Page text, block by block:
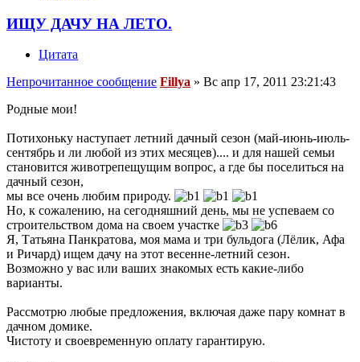
ИЩУ ДАЧУ НА ЛЕТО.
Цитата
Непрочитанное сообщение Fillya » Вс апр 17, 2011 23:21:43
Родные мои!
Потихоньку наступает летний дачный сезон (май-июнь-июль-
сентябрь и ли любой из этих месяцев).... и для нашей семьи
становится животрепещущим вопрос, а где бы поселиться на
дачный сезон,
мы все очень любим природу.
Но, к сожалению, на сегодняшний день, мы не успеваем со
строительством дома на своем участке
Я, Татьяна Панкратова, моя мама и три бульдога (Лёлик, Афа
и Ричард) ищем дачу на этот весенне-летний сезон.
Возможно у вас или ваших знакомых есть какие-либо
варианты.
Рассмотрю любые предложения, включая даже пару комнат в
дачном домике.
Чистоту и своевременную оплату гарантирую.